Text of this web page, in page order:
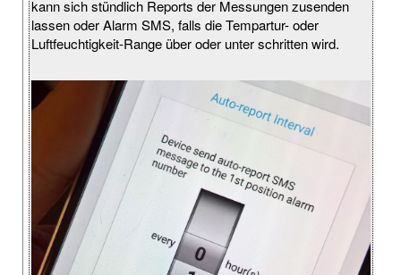
kann sich stündlich Reports der Messungen zusenden
lassen oder Alarm SMS, falls die Tempartur- oder
Luftfeuchtigkeit-Range über oder unter schritten wird.